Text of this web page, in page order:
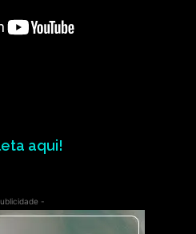
aqui!
-